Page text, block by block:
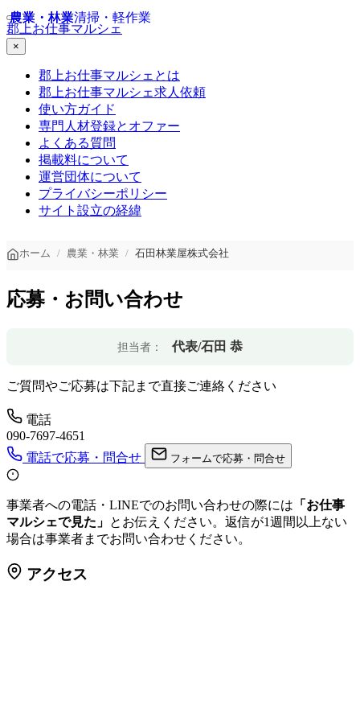
郡上お仕事マルシェ
×
郡上お仕事マルシェとは
郡上お仕事マルシェ求人依頼
使い方ガイド
専門人材登録とオファー
よくある質問
掲載料について
運営団体について
プライバシーポリシー
サイト設立の経緯
ホーム 農業・林業 石田林業屋株式会社
応募・お問い合わせ
担当者： 代表/石田 恭
ご質問やご応募は下記まで直接ご連絡ください
電話
090-7697-4651
電話で応募・問合せ
フォームで応募・問合せ
事業者への電話・LINEでのお問い合わせの際には 「お仕事
マルシェで見た」 とお伝えください。返信が1週間以上ない
場合は事業者までお問い合わせください。
アクセス
農業・林業清掃・軽作業
農業・林業
農業・林業